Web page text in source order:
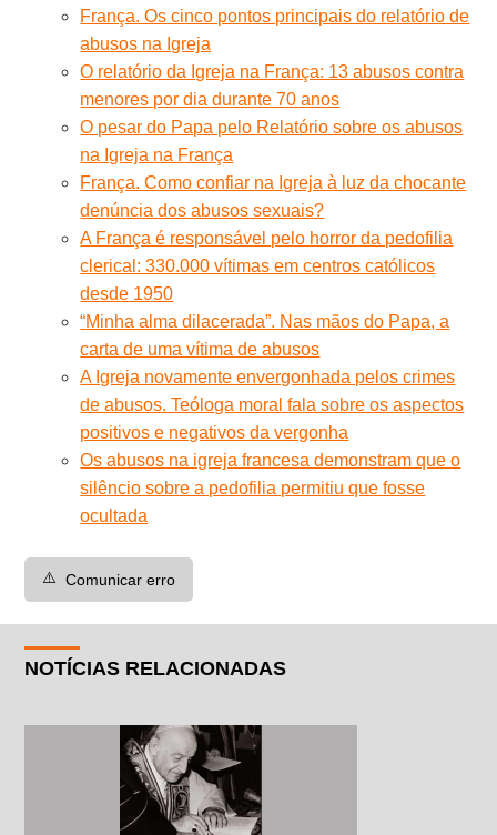
França. Os cinco pontos principais do relatório de
abusos na Igreja
O relatório da Igreja na França: 13 abusos contra
menores por dia durante 70 anos
O pesar do Papa pelo Relatório sobre os abusos
na Igreja na França
França. Como confiar na Igreja à luz da chocante
denúncia dos abusos sexuais?
A França é responsável pelo horror da pedofilia
clerical: 330.000 vítimas em centros católicos
desde 1950
“Minha alma dilacerada”. Nas mãos do Papa, a
carta de uma vítima de abusos
A Igreja novamente envergonhada pelos crimes
de abusos. Teóloga moral fala sobre os aspectos
positivos e negativos da vergonha
Os abusos na igreja francesa demonstram que o
silêncio sobre a pedofilia permitiu que fosse
ocultada
⚠️ Comunicar erro
NOTÍCIAS RELACIONADAS